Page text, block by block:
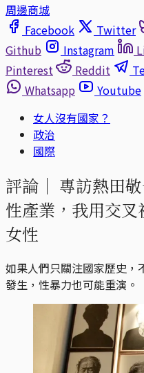
周邊商城
Facebook
Twitter
Github
Instagram
Pinterest
Reddit
Whatsapp
Youtube
女人沒有國家？
政治
國際
評論｜ 專訪熱田
性產業，我用交
女性
如果人們只關注國家歷史，
發生，性暴力也可能重演。